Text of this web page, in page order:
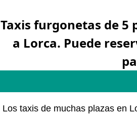
Taxis furgonetas de 5
a Lorca. Puede
Los taxis de muchas plazas en